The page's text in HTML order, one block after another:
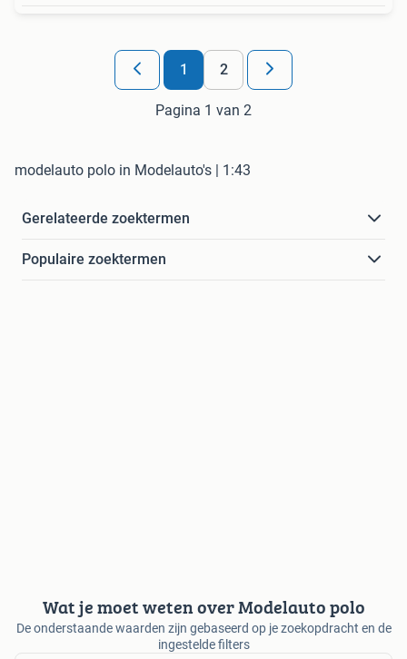
1 2
Pagina 1 van 2
modelauto polo in Modelauto's | 1:43
Gerelateerde zoektermen
Populaire zoektermen
Wat je moet weten over Modelauto polo
De onderstaande waarden zijn gebaseerd op je zoekopdracht en de
ingestelde filters